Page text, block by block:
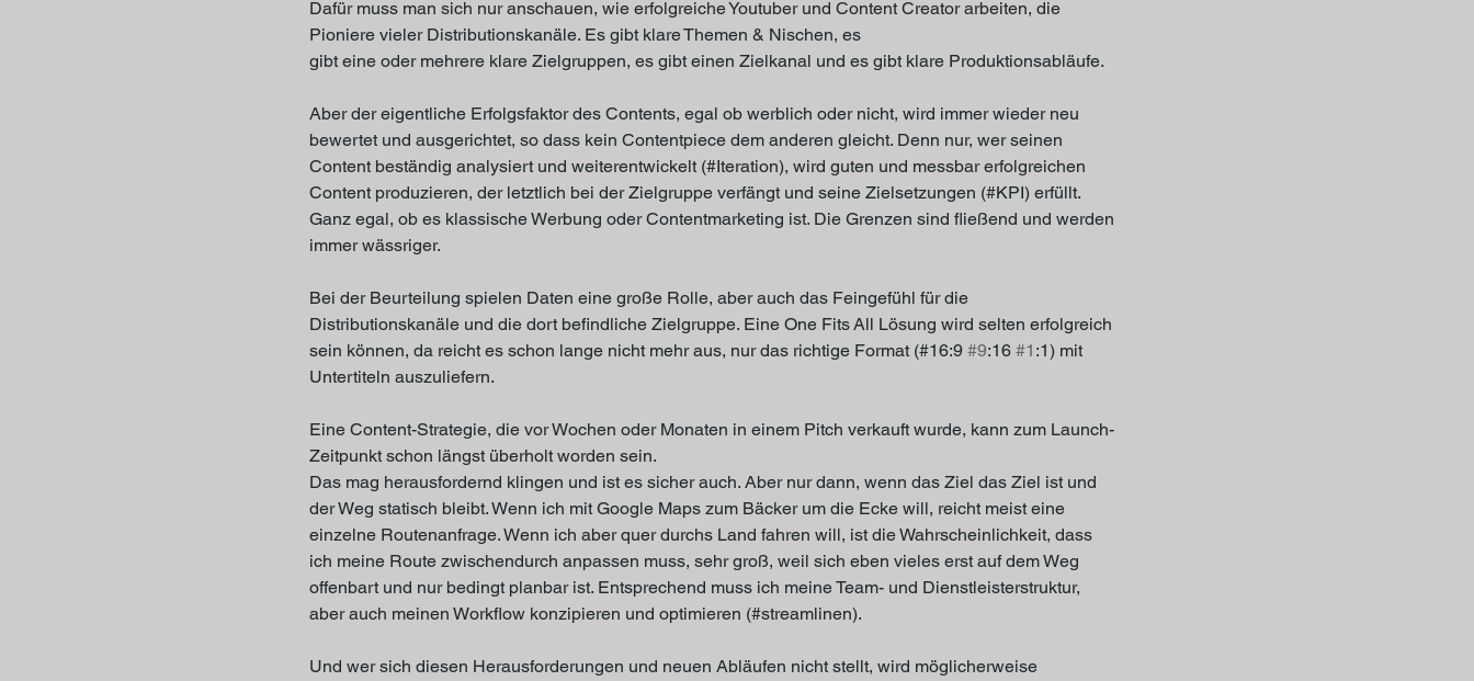
Dafür muss man sich nur anschauen, wie erfolgreiche Youtuber und Content Creator arbeiten, die
Pioniere vieler Distributionskanäle. Es gibt klare Themen & Nischen, es
gibt eine oder mehrere klare Zielgruppen, es gibt einen Zielkanal und es gibt klare Produktionsabläufe.
Aber der eigentliche Erfolgsfaktor des Contents, egal ob werblich oder nicht, wird immer wieder neu
bewertet und ausgerichtet, so dass kein Contentpiece dem anderen gleicht. Denn nur, wer seinen
Content beständig analysiert und weiterentwickelt (#Iteration), wird guten und messbar erfolgreichen
Content produzieren, der letztlich bei der Zielgruppe verfängt und seine Zielsetzungen (#KPI) erfüllt.
Ganz egal, ob es klassische Werbung oder Contentmarketing ist. Die Grenzen sind fließend und werden
immer wässriger.
Bei der Beurteilung spielen Daten eine große Rolle, aber auch das Feingefühl für die
Distributionskanäle und die dort befindliche Zielgruppe. Eine One Fits All Lösung wird selten erfolgreich
sein können, da reicht es schon lange nicht mehr aus, nur das richtige Format (#16:9 #9:16 #1 :1) mit
Untertiteln auszuliefern.
Eine Content-Strategie, die vor Wochen oder Monaten in einem Pitch verkauft wurde, kann zum Launch-
Zeitpunkt schon längst überholt worden sein.
Das mag herausfordernd klingen und ist es sicher auch. Aber nur dann, wenn das Ziel das Ziel ist und
der Weg statisch bleibt. Wenn ich mit Google Maps zum Bäcker um die Ecke will, reicht meist eine
einzelne Routenanfrage. Wenn ich aber quer durchs Land fahren will, ist die Wahrscheinlichkeit, dass
ich meine Route zwischendurch anpassen muss, sehr groß, weil sich eben vieles erst auf dem Weg
offenbart und nur bedingt planbar ist. Entsprechend muss ich meine Team- und Dienstleisterstruktur,
aber auch meinen Workflow konzipieren und optimieren (#streamlinen).
Und wer sich diesen Herausforderungen und neuen Abläufen nicht stellt, wird möglicherweise